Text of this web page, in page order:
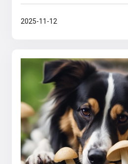
2025-11-12